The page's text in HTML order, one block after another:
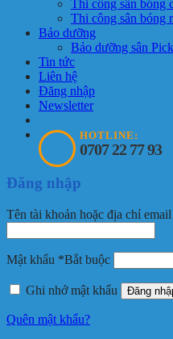
Thi công sân bóng
Thi công sân bóng
Bảo dưỡng
Bảo dưỡng sân
Tin tức
Liên hệ
Đăng nhập
Newsletter
HOTLINE:
0707 22 77 93
Đăng nhập
Tên tài khoản hoặc địa chỉ email
Mật khẩu *Bắt buộc
Ghi nhớ mật khẩu Đăng
Quên mật khẩu?